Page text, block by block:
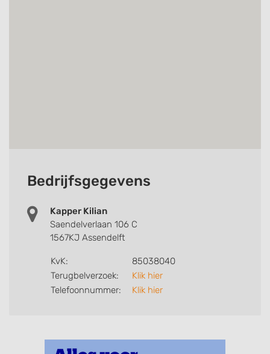
Bedrijfsgegevens
Kapper Kilian
Saendelverlaan 106 C
1567KJ Assendelft
KvK:
85038040
Terugbelverzoek:
Klik hier
Telefoonnummer:
Klik hier